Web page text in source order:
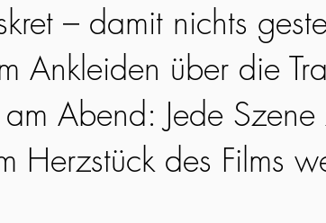
– damit nichts
Ankleiden über die
Abend: Jede Szene
Herzstück des Films